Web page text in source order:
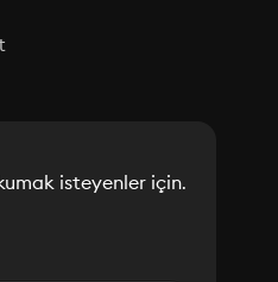
isteyenler için.